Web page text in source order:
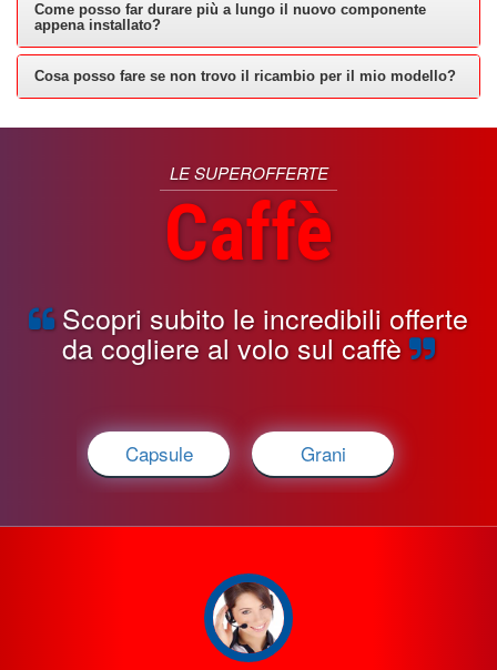
Come posso far durare più a lungo il nuovo componente
appena installato?
Cosa posso fare se non trovo il ricambio per il mio modello?
LE SUPEROFFERTE
Caffè
Scopri subito le incredibili offerte
da cogliere al volo sul caffè
Capsule Grani